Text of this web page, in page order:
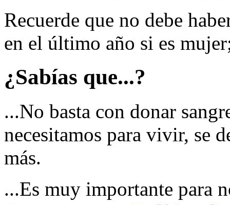
Recuerde que no debe
en el último año si es
¿Sabías que...?
...No basta con donar
necesitamos para vivir, se
más.
...Es muy importante para